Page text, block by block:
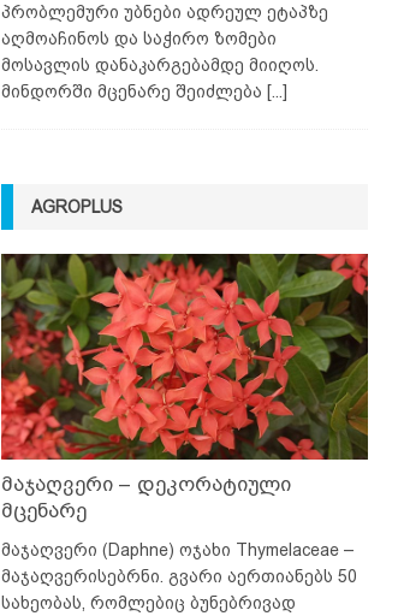
პრობლემური უბნები ადრეულ ეტაპზე
აღმოაჩინოს და საჭირო ზომები
მოსავლის დანაკარგებამდე მიიღოს.
მინდორში მცენარე შეიძლება [...]
AGROPLUS
მაჯაღვერი – დეკორატიული
მცენარე
მაჯაღვერი (Daphne) ოჯახი Thymelaceae –
მაჯაღვერისებრნი. გვარი აერთიანებს 50
სახეობას, რომლებიც ბუნებრივად